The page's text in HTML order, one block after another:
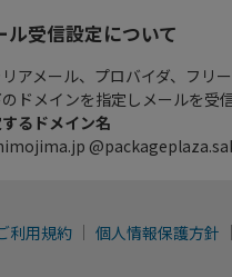
ル受信設定について
アメール、プロバイダ、フリ
ドメインを指定しメールを受
るドメイン名
利用規約 個人情報保護方針